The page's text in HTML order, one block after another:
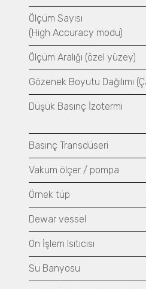
Ölçüm Sayısı
(High Accuracy modu)
Ölçüm Aralığı (özel yüzey)
Gözenek Boyutu Dağılımı
Düşük Basınç İzotermi
Basınç Transdüseri
Vakum ölçer / pompa
Örnek tüp
Dewar vessel
Ön İşlem Isıtıcısı
Su Banyosu